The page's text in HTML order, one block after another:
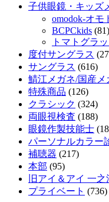
子供眼鏡・キッズ
omodok-オモ
BCPCkids (81)
トマトグラ
度付サングラス
サングラス (616)
鯖江メガネ/国産メ
特殊商品 (126)
クラシック (324)
両眼視検査 (188)
眼鏡作製技能士
パーソナルカラー
補聴器 (217)
本部 (95)
旧アイ＆アイ 一之
プライベート (736)